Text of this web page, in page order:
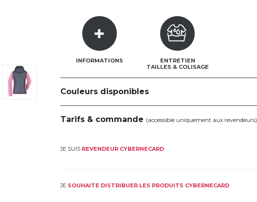
INFORMATIONS
ENTRETIEN
TAILLES & COLISAGE
Couleurs disponibles
Tarifs & commande (accessible uniquement aux revendeurs)
JE SUIS REVENDEUR CYBERNECARD
JE SOUHAITE DISTRIBUER LES PRODUITS CYBERNECARD